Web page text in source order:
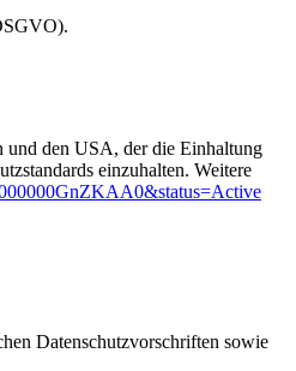
und den USA, der die Einhaltung
einzuhalten. Weitere
Datenschutzvorschriften sowie